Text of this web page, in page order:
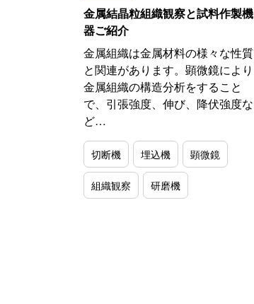
金属結晶粒組織観察と試料作製機
器ご紹介
金属組織は金属材料の様々な性質
と関連があります。顕微鏡により
金属組織の構造分析をすること
で、引張強度、伸び、降伏強度な
ど…
切断機 埋込機 顕微鏡
組織観察 研磨機